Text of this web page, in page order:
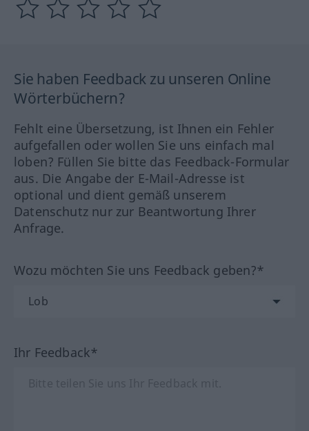
Sie haben Feedback zu unseren Online
Wörterbüchern?
Fehlt eine Übersetzung, ist Ihnen ein Fehler
aufgefallen oder wollen Sie uns einfach mal
loben? Füllen Sie bitte das Feedback-Formular
aus. Die Angabe der E-Mail-Adresse ist
optional und dient gemäß unserem
Datenschutz nur zur Beantwortung Ihrer
Anfrage.
Wozu möchten Sie uns Feedback geben?*
Ihr Feedback*